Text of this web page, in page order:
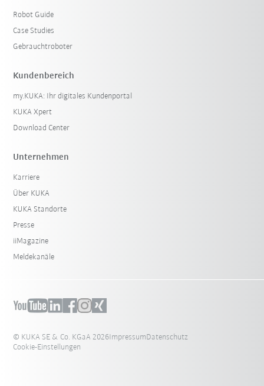
Robot Guide
Case Studies
Gebrauchtroboter
Kundenbereich
my.KUKA: Ihr digitales Kundenportal
KUKA Xpert
Download Center
Unternehmen
Karriere
Über KUKA
KUKA Standorte
Presse
iiMagazine
Meldekanäle
© KUKA SE & Co. KGaA 2026ImpressumDatenschutz
Cookie-Einstellungen